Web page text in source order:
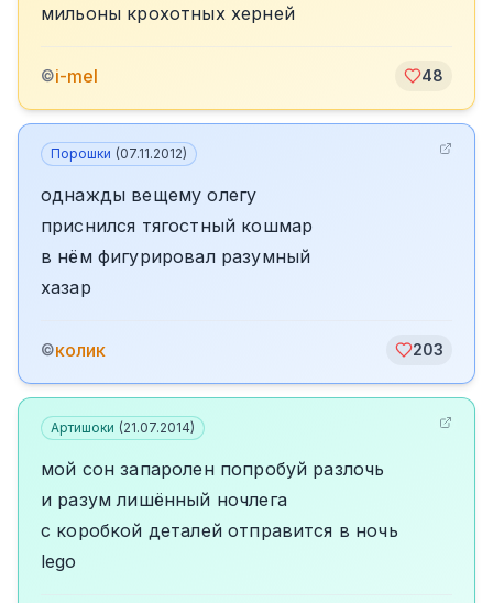
мильоны крохотных херней
©i-mel 48
Порошки (07.11.2012)
однажды вещему олегу
приснился тягостный кошмар
в нём фигурировал разумный
хазар
©колик 203
Артишоки (21.07.2014)
мой сон запаролен попробуй разлочь
и разум лишённый ночлега
с коробкой деталей отправится в ночь
lego